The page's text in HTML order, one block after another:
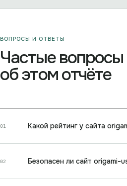
ВОПРОСЫ И ОТВЕТЫ
Частые вопросы
об этом отчёте
01 Какой рейтинг у сайта
02 Безопасен ли сайт origami-